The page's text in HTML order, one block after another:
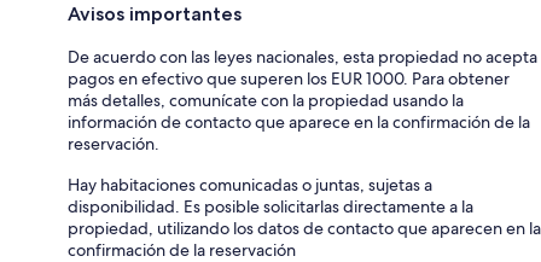
Avisos importantes
De acuerdo con las leyes nacionales, esta propiedad no acepta
pagos en efectivo que superen los EUR 1000. Para obtener
más detalles, comunícate con la propiedad usando la
información de contacto que aparece en la confirmación de la
reservación.
Hay habitaciones comunicadas o juntas, sujetas a
disponibilidad. Es posible solicitarlas directamente a la
propiedad, utilizando los datos de contacto que aparecen en la
confirmación de la reservación